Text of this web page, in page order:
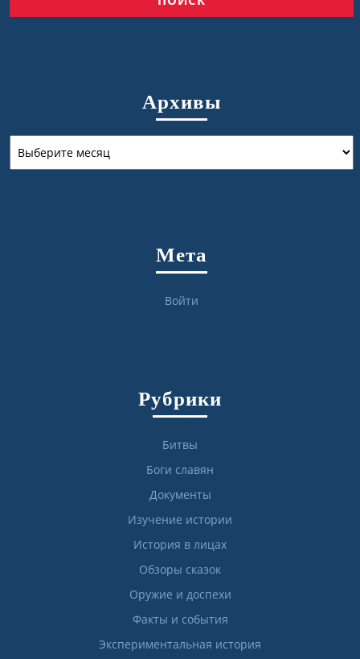
Архивы
Мета
Войти
Рубрики
Битвы
Боги славян
Документы
Изучение истории
История в лицах
Обзоры сказок
Оружие и доспехи
Факты и события
Экспериментальная история